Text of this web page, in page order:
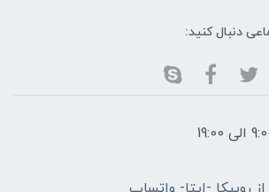
دنبال کنید: